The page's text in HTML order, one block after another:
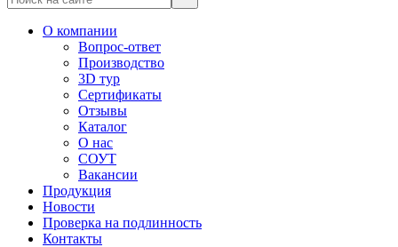
О компании
Вопрос-ответ
Производство
3D тур
Сертификаты
Отзывы
Каталог
О нас
СОУТ
Вакансии
Продукция
Новости
Проверка на подлинность
Контакты